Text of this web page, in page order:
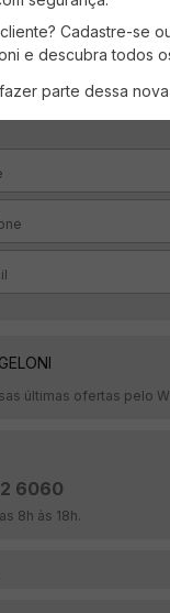
novidades e descontos
últimas ofertas pelo
6060
8h às 18h.
Cadastre-se
e descubra todos
parte dessa